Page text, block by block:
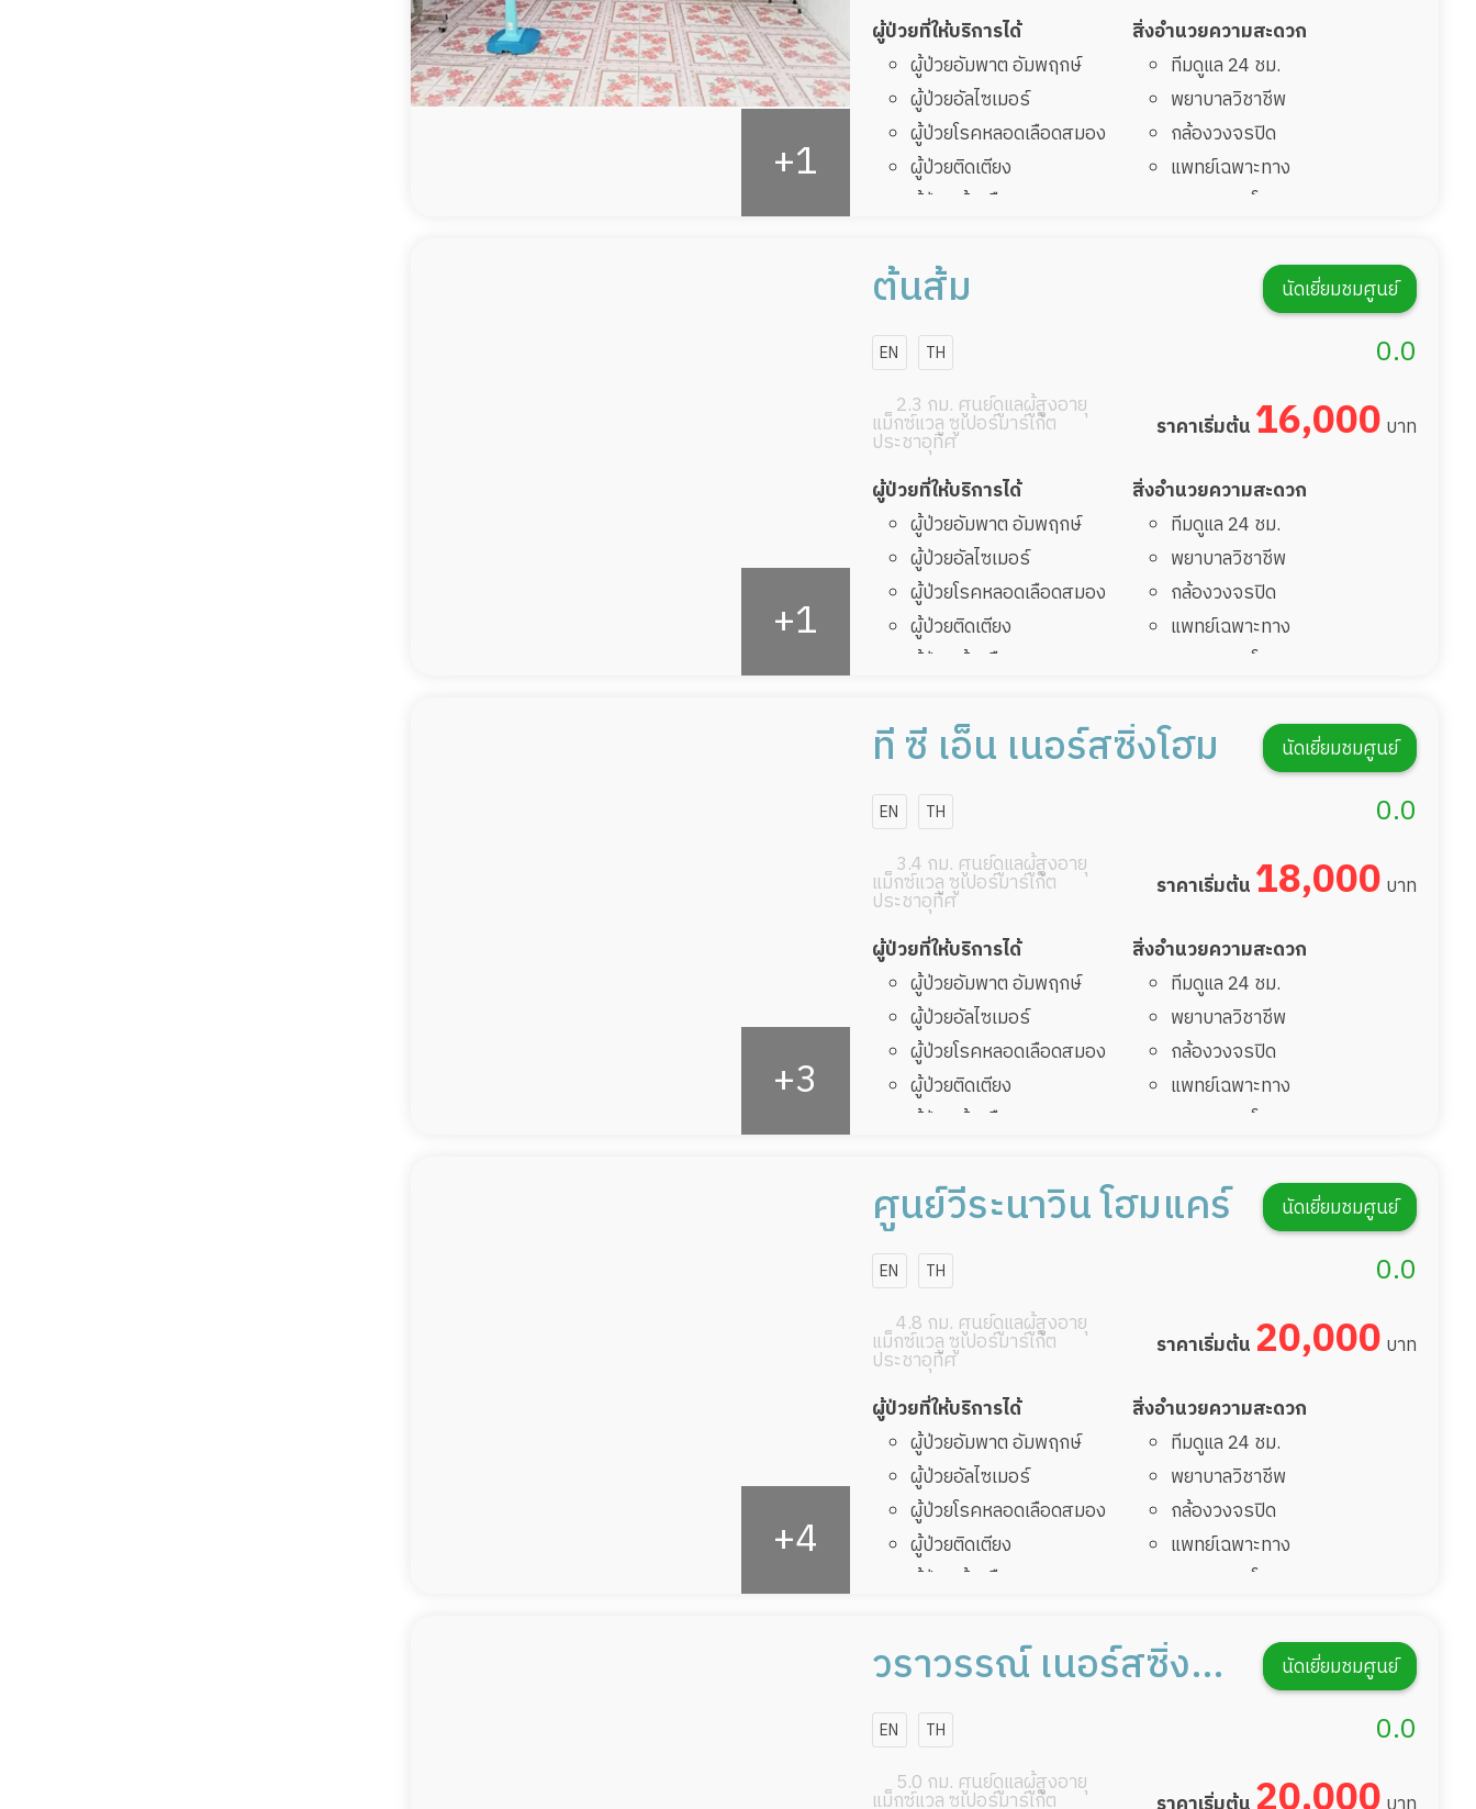
ผู้ป่วยที่ให้บริการได้
ผู้ป่วยอัมพาต อัมพฤกษ์
ผู้ป่วยอัลไซเมอร์
ผู้ป่วยโรคหลอดเลือดสมอง
ผู้ป่วยติดเตียง
ผู้ป่วยเส้นเลือดสมองแตก
ทับ
ผู้ป่วยพักฟื้นหลังผ่าตัด
สิ่งอำนวยความสะดวก
ทีมดูแล 24 ชม.
พยาบาลวิชาชีพ
กล้องวงจรปิด
แพทย์เฉพาะทาง
อาหารตามโภชนาการ
กายภาพบำบัด
กิจกรรมนันทนาการนัดเยี่ยมชมศูนย์
ต้นส้ม
EN TH 0.0
2.3 กม. ศูนย์ดูแลผู้สูงอายุ
แม็กซ์แวลู ซูเปอร์มาร์เก็ต
ประชาอุทิศ ราคาเริ่มต้น 16,000 บาท
ผู้ป่วยที่ให้บริการได้
ผู้ป่วยอัมพาต อัมพฤกษ์
ผู้ป่วยอัลไซเมอร์
ผู้ป่วยโรคหลอดเลือดสมอง
ผู้ป่วยติดเตียง
ผู้ป่วยเส้นเลือดสมองแตก
ทับ
ผู้ป่วยพักฟื้นหลังผ่าตัด
สิ่งอำนวยความสะดวก
ทีมดูแล 24 ชม.
พยาบาลวิชาชีพ
กล้องวงจรปิด
แพทย์เฉพาะทาง
อาหารตามโภชนาการ
กายภาพบำบัด
กิจกรรมนันทนาการนัดเยี่ยมชมศูนย์
ที ซี เอ็น เนอร์สซิ่งโฮม
EN TH 0.0
3.4 กม. ศูนย์ดูแลผู้สูงอายุ
แม็กซ์แวลู ซูเปอร์มาร์เก็ต
ประชาอุทิศ ราคาเริ่มต้น 18,000 บาท
ผู้ป่วยที่ให้บริการได้
ผู้ป่วยอัมพาต อัมพฤกษ์
ผู้ป่วยอัลไซเมอร์
ผู้ป่วยโรคหลอดเลือดสมอง
ผู้ป่วยติดเตียง
ผู้ป่วยเส้นเลือดสมองแตก
ทับ
ผู้ป่วยพักฟื้นหลังผ่าตัด
สิ่งอำนวยความสะดวก
ทีมดูแล 24 ชม.
พยาบาลวิชาชีพ
กล้องวงจรปิด
แพทย์เฉพาะทาง
อาหารตามโภชนาการ
กายภาพบำบัด
กิจกรรมนันทนาการนัดเยี่ยมชมศูนย์
ศูนย์วีระนาวิน โฮมแคร์
EN TH 0.0
4.8 กม. ศูนย์ดูแลผู้สูงอายุ
แม็กซ์แวลู ซูเปอร์มาร์เก็ต
ประชาอุทิศ ราคาเริ่มต้น 20,000 บาท
ผู้ป่วยที่ให้บริการได้
ผู้ป่วยอัมพาต อัมพฤกษ์
ผู้ป่วยอัลไซเมอร์
ผู้ป่วยโรคหลอดเลือดสมอง
ผู้ป่วยติดเตียง
ผู้ป่วยเส้นเลือดสมองแตก
ทับ
ผู้ป่วยพักฟื้นหลังผ่าตัด
สิ่งอำนวยความสะดวก
ทีมดูแล 24 ชม.
พยาบาลวิชาชีพ
กล้องวงจรปิด
แพทย์เฉพาะทาง
อาหารตามโภชนาการ
กายภาพบำบัด
กิจกรรมนันทนาการนัดเยี่ยมชมศูนย์
วราวรรณ์ เนอร์สซิ่ง
โฮม
EN TH 0.0
5.0 กม. ศูนย์ดูแลผู้สูงอายุ
แม็กซ์แวลู ซูเปอร์มาร์เก็ต